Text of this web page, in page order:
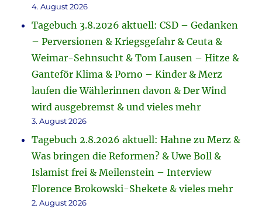
4. August 2026
Tagebuch 3.8.2026 aktuell: CSD – Gedanken
– Perversionen & Kriegsgefahr & Ceuta &
Weimar-Sehnsucht & Tom Lausen – Hitze &
Ganteför Klima & Porno – Kinder & Merz
laufen die Wählerinnen davon & Der Wind
wird ausgebremst & und vieles mehr
3. August 2026
Tagebuch 2.8.2026 aktuell: Hahne zu Merz &
Was bringen die Reformen? & Uwe Boll &
Islamist frei & Meilenstein – Interview
Florence Brokowski-Shekete & vieles mehr
2. August 2026